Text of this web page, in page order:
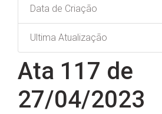
Data de Criação
Ultima Atualização
Ata 117 de
27/04/2023